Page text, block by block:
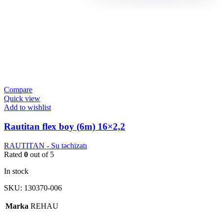
Compare
Quick view
Add to wishlist
Rautitan flex boy (6m) 16×2,2
RAUTITAN - Su təchizatı
Rated 0 out of 5
In stock
SKU: 130370-006
Marka REHAU